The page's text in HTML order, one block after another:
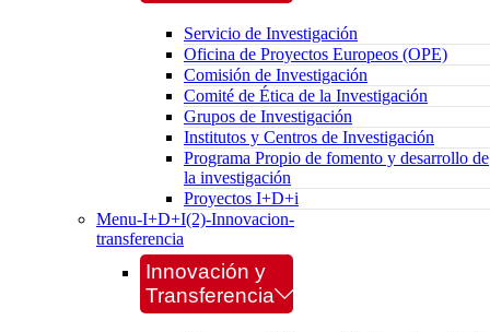
Servicio de Investigación
Oficina de Proyectos Europeos (OPE)
Comisión de Investigación
Comité de Ética de la Investigación
Grupos de Investigación
Institutos y Centros de Investigación
Programa Propio de fomento y desarrollo de
la investigación
Proyectos I+D+i
Menu-I+D+I(2)-Innovacion-
transferencia
Innovación y
Transferencia